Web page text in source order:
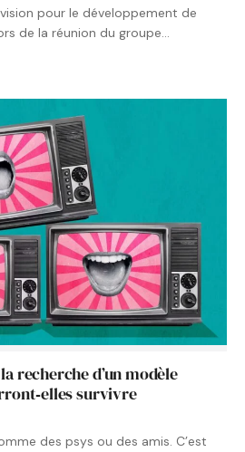
pour le développement de
de la réunion du groupe…
recherche d’un modèle
survivre
des psys ou des amis. C’est